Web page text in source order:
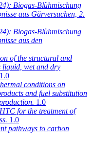
Biogas-Blühmischung
aus Gärversuchen, 2.
Biogas-Blühmischung
aus den
of the structural and
liquid, wet and dry
1.0
conditions on
and fuel substitution
1.0
for the treatment of
1.0
pathways to carbon